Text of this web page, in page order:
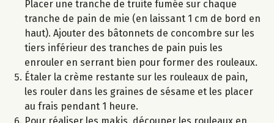
Placer une tranche de truite fumée sur chaque
tranche de pain de mie (en laissant 1 cm de bord en
haut). Ajouter des bâtonnets de concombre sur les
tiers inférieur des tranches de pain puis les
enrouler en serrant bien pour former des rouleaux.
Étaler la crème restante sur les rouleaux de pain,
les rouler dans les graines de sésame et les placer
au frais pendant 1 heure.